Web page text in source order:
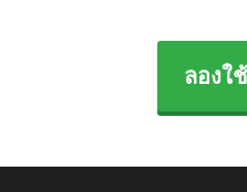
ลองใ